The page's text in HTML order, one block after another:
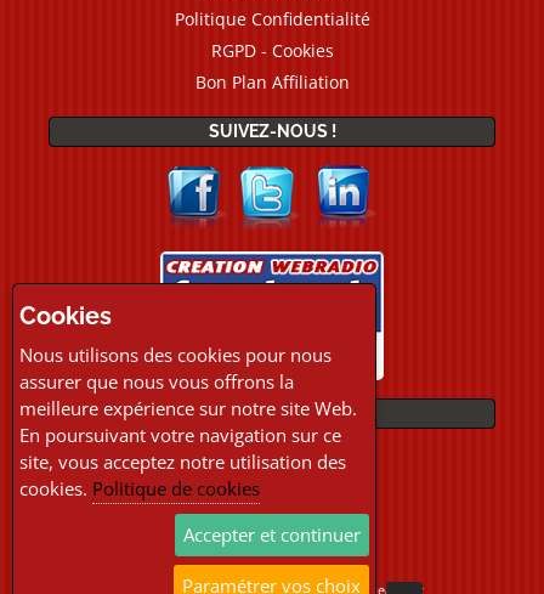
Politique Confidentialité
RGPD - Cookies
Bon Plan Affiliation
SUIVEZ-NOUS !
PAIEMENTS
Copyright © 2026 Location Webradio Streaming
Cookies
Nous utilisons des cookies pour nous
assurer que nous vous offrons la
meilleure expérience sur notre site Web.
En poursuivant votre navigation sur ce
site, vous acceptez notre utilisation des
cookies. Politique de cookies
Accepter et continuer
Paramétrer vos choix